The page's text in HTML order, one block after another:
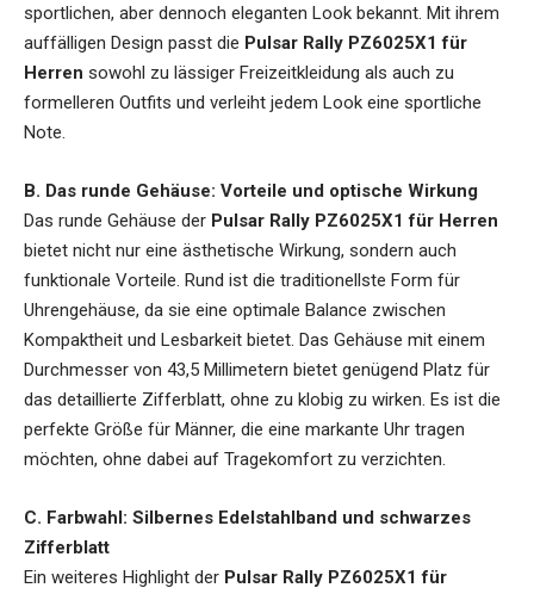
sportlichen, aber dennoch eleganten Look bekannt. Mit ihrem
auffälligen Design passt die Pulsar Rally PZ6025X1 für
Herren sowohl zu lässiger Freizeitkleidung als auch zu
formelleren Outfits und verleiht jedem Look eine sportliche
Note.
B. Das runde Gehäuse: Vorteile und optische Wirkung
Das runde Gehäuse der Pulsar Rally PZ6025X1 für Herren
bietet nicht nur eine ästhetische Wirkung, sondern auch
funktionale Vorteile. Rund ist die traditionellste Form für
Uhrengehäuse, da sie eine optimale Balance zwischen
Kompaktheit und Lesbarkeit bietet. Das Gehäuse mit einem
Durchmesser von 43,5 Millimetern bietet genügend Platz für
das detaillierte Zifferblatt, ohne zu klobig zu wirken. Es ist die
perfekte Größe für Männer, die eine markante Uhr tragen
möchten, ohne dabei auf Tragekomfort zu verzichten.
C. Farbwahl: Silbernes Edelstahlband und schwarzes
Zifferblatt
Ein weiteres Highlight der Pulsar Rally PZ6025X1 für